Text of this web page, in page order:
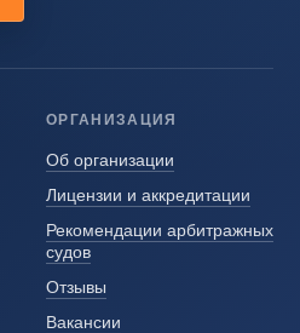
ОРГАНИЗАЦИЯ
Об организации
Лицензии и аккредитации
Рекомендации арбитражных
судов
Отзывы
Вакансии